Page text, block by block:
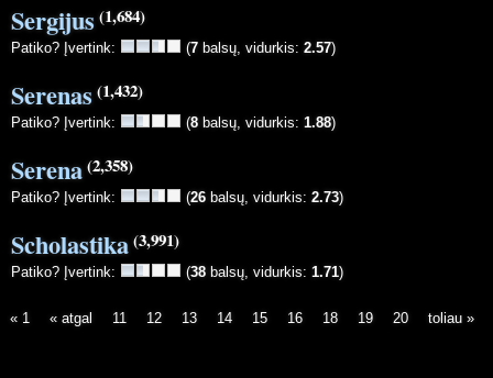
Sergijus(1,684)
Patiko? Įvertink: (7 balsų, vidurkis: 2.57)
Serenas(1,432)
Patiko? Įvertink: (8 balsų, vidurkis: 1.88)
Serena(2,358)
Patiko? Įvertink: (26 balsų, vidurkis: 2.73)
Scholastika(3,991)
Patiko? Įvertink: (38 balsų, vidurkis: 1.71)
« 1 « atgal 11 12 13 14 15 16 18 19 20 toliau »